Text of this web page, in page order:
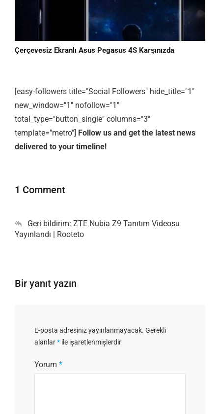
Çerçevesiz Ekranlı Asus Pegasus 4S Karşınızda
[easy-followers title="Social Followers" hide_title="1"
new_window="1" nofollow="1"
total_type="button_single" columns="3"
template="metro"] Follow us and get the latest news
delivered to your timeline!
1 Comment
Geri bildirim: ZTE Nubia Z9 Tanıtım Videosu
Yayınlandı | Rooteto
Bir yanıt yazın
E-posta adresiniz yayınlanmayacak. Gerekli
alanlar* ile işaretlenmişlerdir
Yorum *